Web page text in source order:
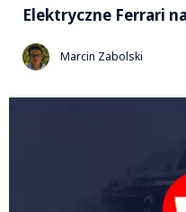
Elektryczne Ferrari
Marcin Zabolski